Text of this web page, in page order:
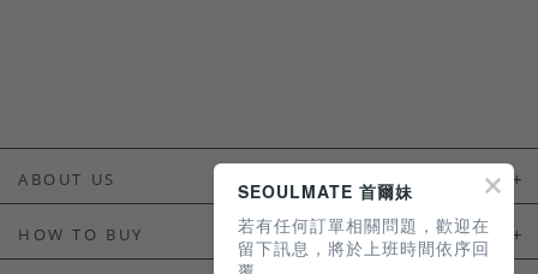
ABOUT US
HOW TO BUY
SEOULMATE 首爾妹
若有任何訂單相關問題，歡迎在
留下訊息，將於上班時間依序回